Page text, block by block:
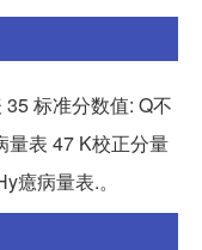
标准分数值: Q不
量表 47 K校正分量
癔病量表.。